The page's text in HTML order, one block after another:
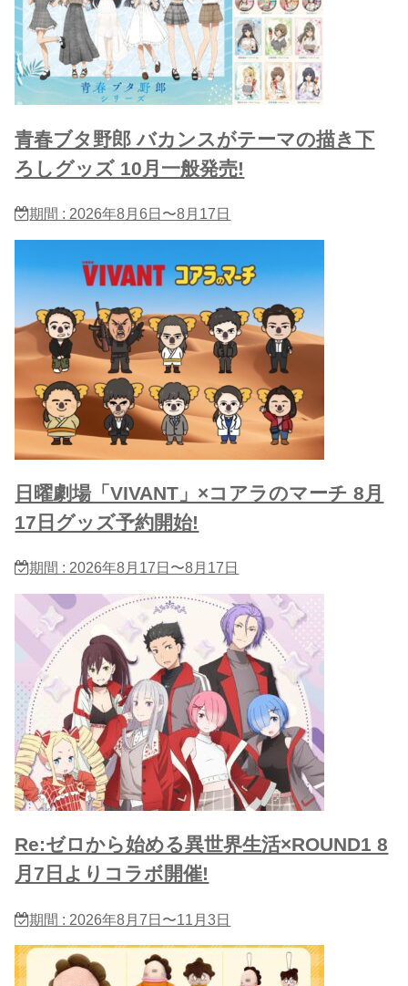
青春ブタ野郎 バカンスがテーマの描き下
ろしグッズ 10月一般発売!
期間 : 2026年8月6日〜8月17日
日曜劇場「VIVANT」×コアラのマーチ 8月
17日グッズ予約開始!
期間 : 2026年8月17日〜8月17日
Re:ゼロから始める異世界生活×ROUND1 8
月7日よりコラボ開催!
期間 : 2026年8月7日〜11月3日